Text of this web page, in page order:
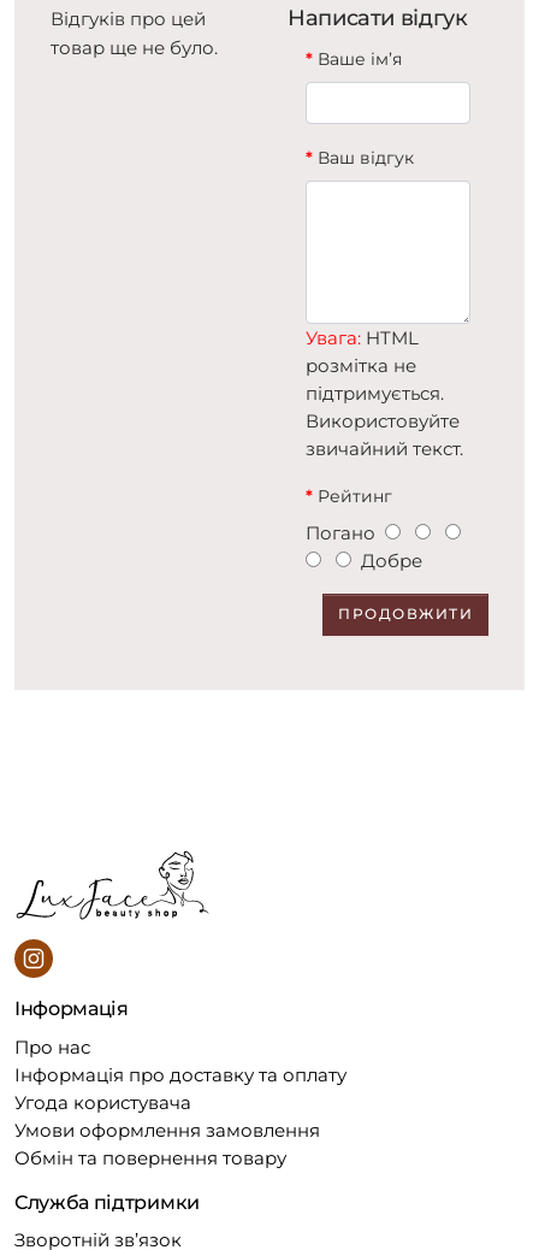
Відгуків про цей
товар ще не було.
Написати відгук
Ваше ім’я
Ваш відгук
Увага: HTML
розмітка не
підтримується.
Використовуйте
звичайний текст.
Рейтинг
Погано
Добре
ПРОДОВЖИТИ
Інформація
Про нас
Інформація про доставку та оплату
Угода користувача
Умови оформлення замовлення
Обмін та повернення товару
Служба підтримки
Зворотній зв’язок